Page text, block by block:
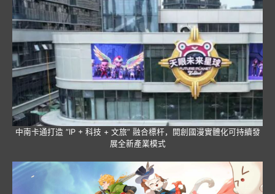
中南卡通打造 “IP + 科技 + 文旅” 融合標杆，開創國漫實體化可持續發
展全新產業模式